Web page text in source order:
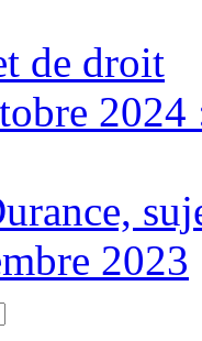
de droit
2024
2023